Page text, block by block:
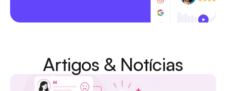
Artigos & Notícias